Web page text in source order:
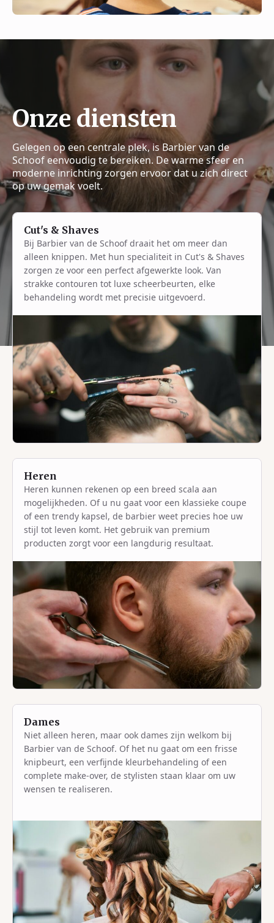
Onze diensten
Gelegen op een centrale plek, is Barbier van de
Schoof eenvoudig te bereiken. De warme sfeer en
moderne inrichting zorgen ervoor dat u zich direct
op uw gemak voelt.
Cut's & Shaves
Bij Barbier van de Schoof draait het om meer dan
alleen knippen. Met hun specialiteit in Cut's & Shaves
zorgen ze voor een perfect afgewerkte look. Van
strakke contouren tot luxe scheerbeurten, elke
behandeling wordt met precisie uitgevoerd.
Heren
Heren kunnen rekenen op een breed scala aan
mogelijkheden. Of u nu gaat voor een klassieke coupe
of een trendy kapsel, de barbier weet precies hoe uw
stijl tot leven komt. Het gebruik van premium
producten zorgt voor een langdurig resultaat.
Dames
Niet alleen heren, maar ook dames zijn welkom bij
Barbier van de Schoof. Of het nu gaat om een frisse
knipbeurt, een verfijnde kleurbehandeling of een
complete make-over, de stylisten staan klaar om uw
wensen te realiseren.